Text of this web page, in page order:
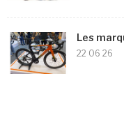
Les
22 06 26